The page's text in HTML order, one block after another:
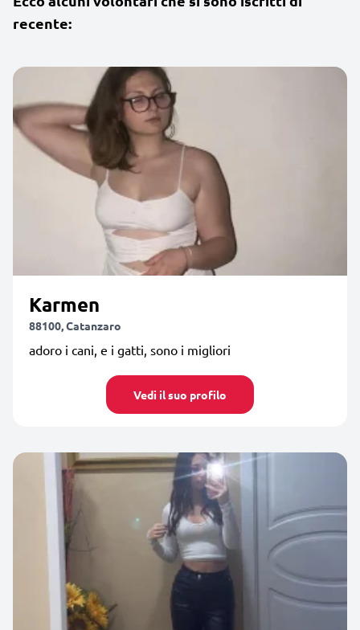
recente:
Karmen
88100, Catanzaro
adoro i cani, e i gatti, sono i migliori
Vedi il suo profilo